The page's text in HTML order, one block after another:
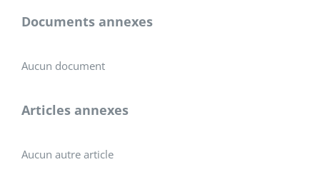
Documents annexes
Aucun document
Articles annexes
Aucun autre article